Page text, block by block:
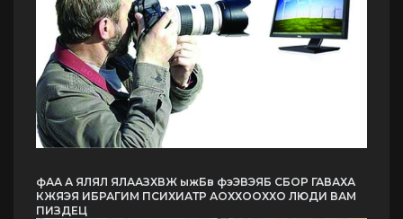
фАА А ЯЛЯЛ ЯЛААЗХВЖ ыжБв фэЭВЭЯБ СБОР ГАВАХА
КЖЯЭЯ ИБРАГИМ ПСИХИАТР АОХХООХХО ЛЮДИ ВАМ
ПИЗДЕЦ